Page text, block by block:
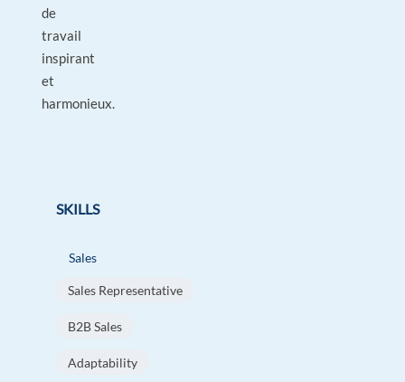
de
travail
inspirant
et
harmonieux.
SKILLS
Sales
Sales Representative
B2B Sales
Adaptability